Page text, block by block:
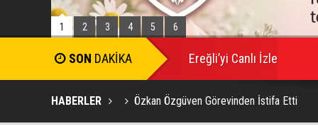
1 2 3 4 5 6
SON DAKİKA Ereğli’yi Canlı İzle
HABERLER Özkan Özgüven Görevinden İstifa Etti